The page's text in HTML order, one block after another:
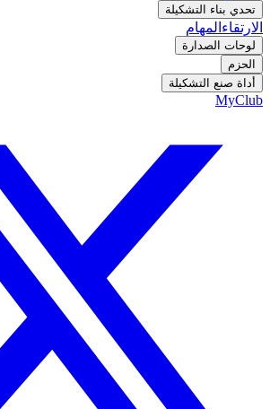
تحدي بناء التشكيلة
الارتقاء المهام
لوحات الصدارة
الحزم
أداة صنع التشكيلة
MyClub